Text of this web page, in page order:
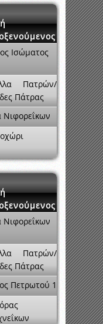
Ισώματος
Πατρών/
Πάτρας
Νιφορεΐκων
Νιφορεΐκων
Πατρών/
Πάτρας
Πετρωτού 1